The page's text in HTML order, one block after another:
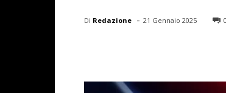
Di Redazione - 21 Gennaio 2025 0